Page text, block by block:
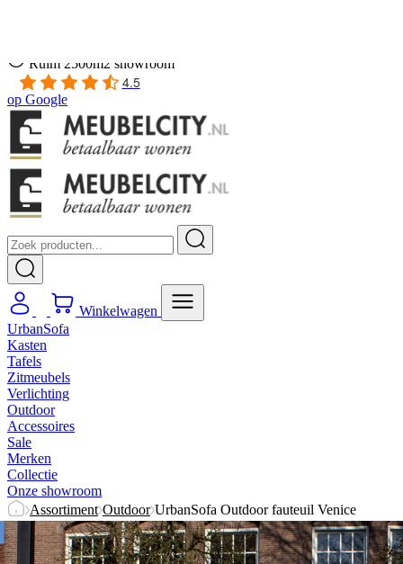
Ruim 2500m2 showroom
4.5
op Google
Winkelwagen
UrbanSofa
Kasten
Tafels
Zitmeubels
Verlichting
Outdoor
Accessoires
Sale
Merken
Collectie
Onze showroom
Assortiment Outdoor UrbanSofa Outdoor fauteuil Venice